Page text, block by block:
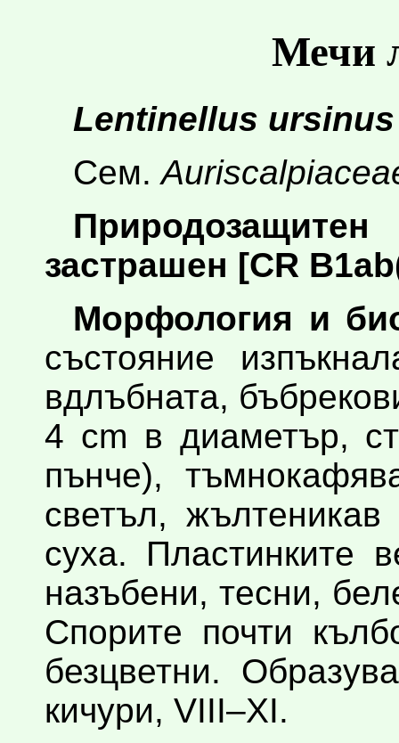
Мечи
Lentinellus ursinus
Сем.
застрашен [CR
Морфология и
състояние
вдлъбната,
4 cm в диаметър,
пънче),
светъл,
суха. Пластинките
назъбени, тесни,
Спорите почти
безцветни.
кичури, VIII–XI.